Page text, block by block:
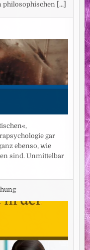
philosophischen [...]
gar
ebenso, wie
sind. Unmittelbar